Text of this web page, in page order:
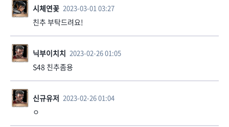
시체연꽃 2023-03-01 03:27
친추 부탁드려요!
닉부이치치 2023-02-26 01:05
S48 친추좀용
신규유저 2023-02-26 01:04
ㅇ